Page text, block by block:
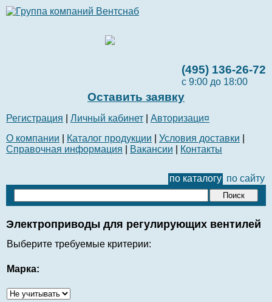
(495) 136-26-72
с 9:00 до 18:00
Оставить заявку
Регистрация Личный кабинет
Авторизаци¤
О компании
Каталог продукции Условия доставки
Справочная информация
Вакансии Контакты
по каталогу по сайту
Электроприводы для регулирующих вентилей
Выберите требуемые критерии:
Марка: